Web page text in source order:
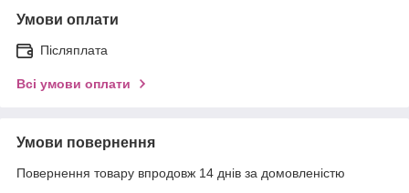
Умови оплати
Післяплата
Всі умови оплати
Умови повернення
Повернення товару впродовж 14 днів за домовленістю